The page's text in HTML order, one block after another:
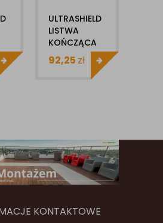
ULTRASHIELD
LISTWA
KOŃCZĄCA
US46 1SZT
DO SYSTEMU
92,25 zł
KONTAKTOWE